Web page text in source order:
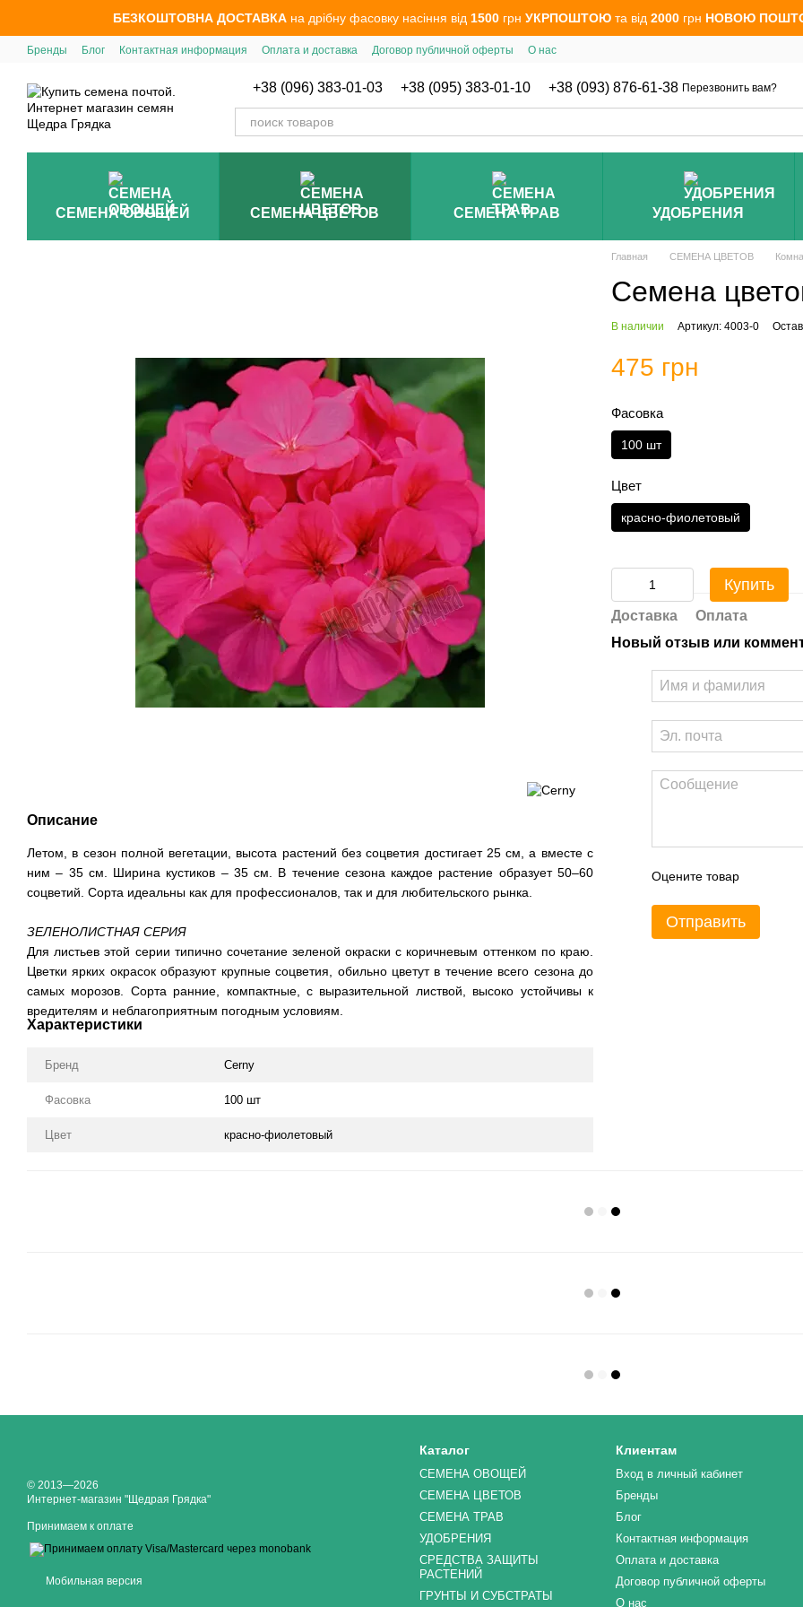
Перейти к основному контентуБЕЗКОШТОВНА ДОСТАВКА на дрібну фасовку насіння від 1500грн УКРПОШТОЮта від 2000грн НОВОЮ
Бренды Блог Контактная информация Оплата и доставка Договор публичной оферты О нас
+38 (096) 383-01-03 +38 (095) 383-01-10 +38 (093) 876-61-38 Перезвонить вам?
СЕМЕНА ОВОЩЕЙ СЕМЕНА ЦВЕТОВ СЕМЕНА ТРАВ УДОБРЕНИЯ
Описание
Летом, в сезон полной вегетации, высота растений без соцветия достигает 25 см, а вместе с
ним – 35 см. Ширина кустиков – 35 см. В течение сезона каждое растение образует 50–60
соцветий. Сорта идеальны как для профессионалов, так и для любительского рынка.
ЗЕЛЕНОЛИСТНАЯ СЕРИЯ
Для листьев этой серии типично сочетание зеленой окраски с коричневым оттенком по краю.
Цветки ярких окрасок образуют крупные соцветия, обильно цветут в течение всего сезона до
самых морозов. Сорта ранние, компактные, с выразительной листвой, высоко устойчивы к
вредителям и неблагоприятным погодным условиям.
Характеристики
Бренд Cerny
Фасовка 100 шт
Цвет красно-фиолетовый
Главная СЕМЕНА ЦВЕТОВ
Семена
В наличии Артикул: 4003-0
475 грн
Фасовка
100 шт
Цвет
красно-фиолетовый
Купить
Доставка
Оплата
Новый отзыв или
Оцените товар
Отправить
© 2013—2026
Интернет-магазин "Щедрая Грядка"
Принимаем к оплате
Мобильная версия
Каталог
СЕМЕНА ОВОЩЕЙ
СЕМЕНА ЦВЕТОВ
СЕМЕНА ТРАВ
УДОБРЕНИЯ
СРЕДСТВА ЗАЩИТЫ
РАСТЕНИЙ
ГРУНТЫ И СУБСТРАТЫ
Клиентам
Вход в личный кабинет
Бренды
Блог
Контактная информация
Оплата и доставка
Договор публичной оферты
О нас